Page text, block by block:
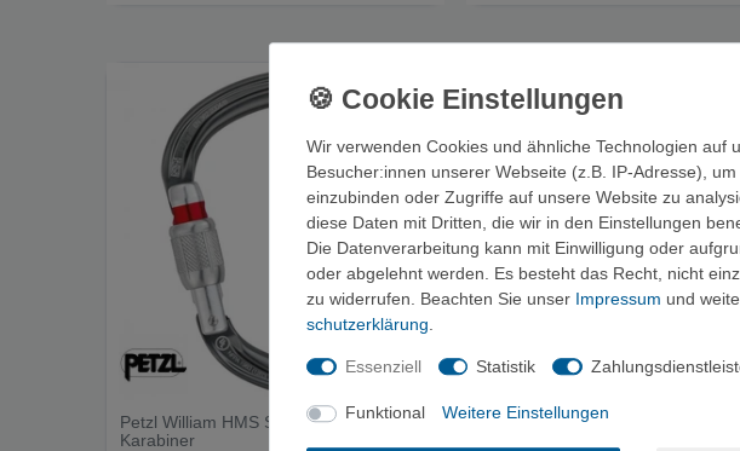
Petzl William HMS Screw-Lock -
Karabiner
Aliens HMS Black Edition - HMS
Wir verwenden Cookies und ähnliche Technologien
Besucher:innen unserer Webseite (z.B. IP-Adresse),
einzubinden oder Zugriffe auf unsere Website zu
diese Daten mit Dritten, die wir in den Einstellungen
Die Datenverarbeitung kann mit Einwilligung oder
oder abgelehnt werden. Es besteht das Recht, nicht
zu widerrufen. Beachten Sie unser Impressum und
schutz­erklärung
Essenziell Statistik
Funktional Weitere Einstellungen